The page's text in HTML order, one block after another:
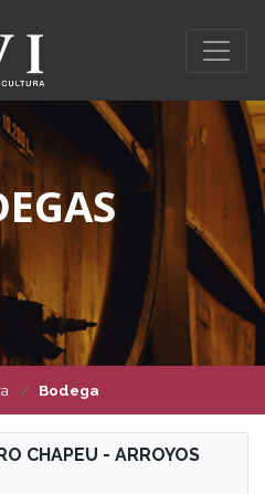
Bodega
CHAPEU - ARROYOS